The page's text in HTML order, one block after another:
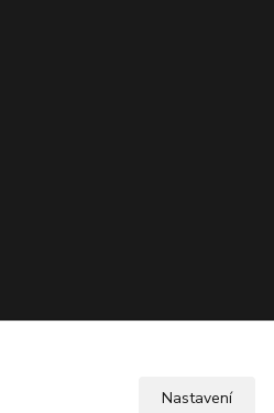
Nastavení